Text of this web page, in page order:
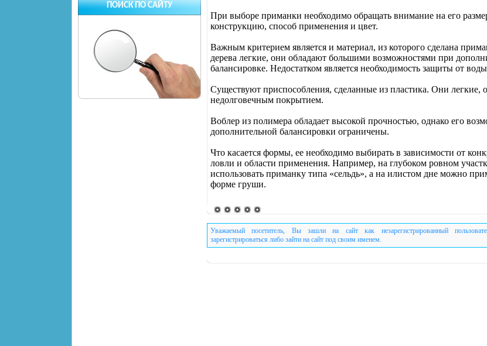
ПОИСК ПО САЙТУ
При выборе приманки необходимо обращать внимание на его
конструкцию, способ применения и цвет.
Важным критерием является и материал, из которого сделана
дерева легкие, они обладают большими возможностями при
балансировке. Недостатком является необходимость защиты от
Существуют приспособления, сделанные из пластика. Они легкие,
недолговечным покрытием.
Воблер из полимера обладает высокой прочностью, однако его
дополнительной балансировки ограничены.
Что касается формы, ее необходимо выбирать в зависимости от
ловли и области применения. Например, на глубоком ровном
использовать приманку типа «сельдь», а на илистом дне можно
форме груши.
Уважаемый посетитель, Вы зашли на сайт как незарегистрированный
зарегистрироваться либо зайти на сайт под своим именем.